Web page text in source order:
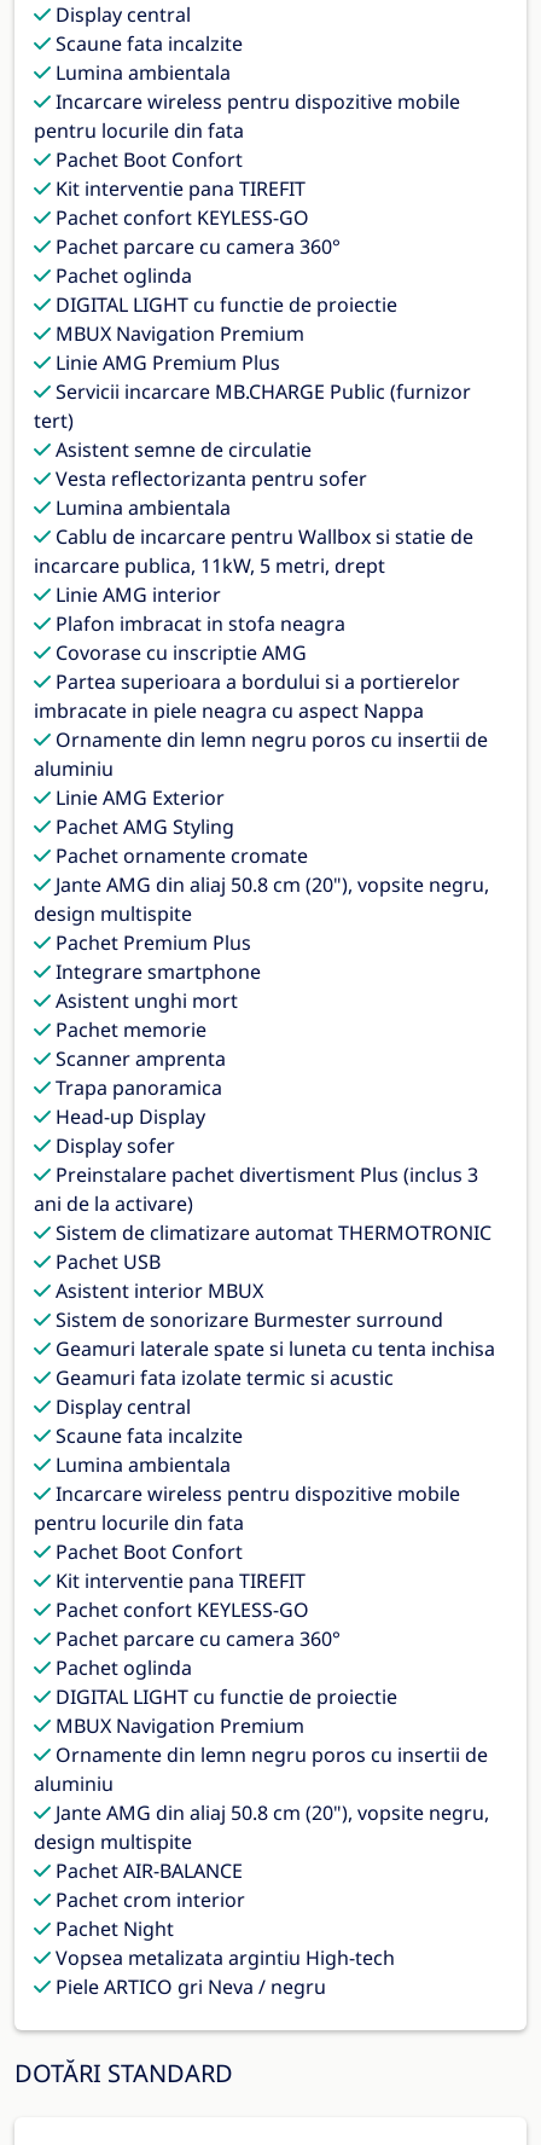
Display central
Scaune fata incalzite
Lumina ambientala
Incarcare wireless pentru dispozitive mobile
pentru locurile din fata
Pachet Boot Confort
Kit interventie pana TIREFIT
Pachet confort KEYLESS-GO
Pachet parcare cu camera 360°
Pachet oglinda
DIGITAL LIGHT cu functie de proiectie
MBUX Navigation Premium
Linie AMG Premium Plus
Servicii incarcare MB.CHARGE Public (furnizor
tert)
Asistent semne de circulatie
Vesta reflectorizanta pentru sofer
Lumina ambientala
Cablu de incarcare pentru Wallbox si statie de
incarcare publica, 11kW, 5 metri, drept
Linie AMG interior
Plafon imbracat in stofa neagra
Covorase cu inscriptie AMG
Partea superioara a bordului si a portierelor
imbracate in piele neagra cu aspect Nappa
Ornamente din lemn negru poros cu insertii de
aluminiu
Linie AMG Exterior
Pachet AMG Styling
Pachet ornamente cromate
Jante AMG din aliaj 50.8 cm (20"), vopsite negru,
design multispite
Pachet Premium Plus
Integrare smartphone
Asistent unghi mort
Pachet memorie
Scanner amprenta
Trapa panoramica
Head-up Display
Display sofer
Preinstalare pachet divertisment Plus (inclus 3
ani de la activare)
Sistem de climatizare automat THERMOTRONIC
Pachet USB
Asistent interior MBUX
Sistem de sonorizare Burmester surround
Geamuri laterale spate si luneta cu tenta inchisa
Geamuri fata izolate termic si acustic
Display central
Scaune fata incalzite
Lumina ambientala
Incarcare wireless pentru dispozitive mobile
pentru locurile din fata
Pachet Boot Confort
Kit interventie pana TIREFIT
Pachet confort KEYLESS-GO
Pachet parcare cu camera 360°
Pachet oglinda
DIGITAL LIGHT cu functie de proiectie
MBUX Navigation Premium
Ornamente din lemn negru poros cu insertii de
aluminiu
Jante AMG din aliaj 50.8 cm (20"), vopsite negru,
design multispite
Pachet AIR-BALANCE
Pachet crom interior
Pachet Night
Vopsea metalizata argintiu High-tech
Piele ARTICO gri Neva / negru
DOTĂRI STANDARD